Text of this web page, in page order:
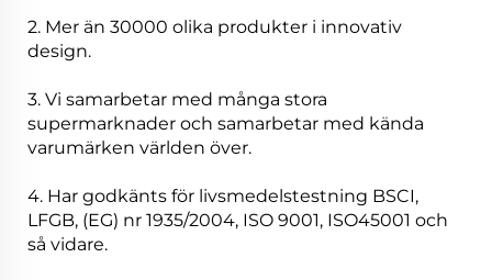
2. Mer än 30000 olika produkter i innovativ
design.
3. Vi samarbetar med många stora
supermarknader och samarbetar med kända
varumärken världen över.
4. Har godkänts för livsmedelstestning BSCI,
LFGB, (EG) nr 1935/2004, ISO 9001, ISO45001 och
så vidare.